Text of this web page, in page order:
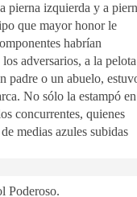
pierna izquierda y a
que mayor honor le
habrían
adversarios, a la
padre o un abuelo,
No sólo la estampó en
concurrentes, quienes
medias azules subidas